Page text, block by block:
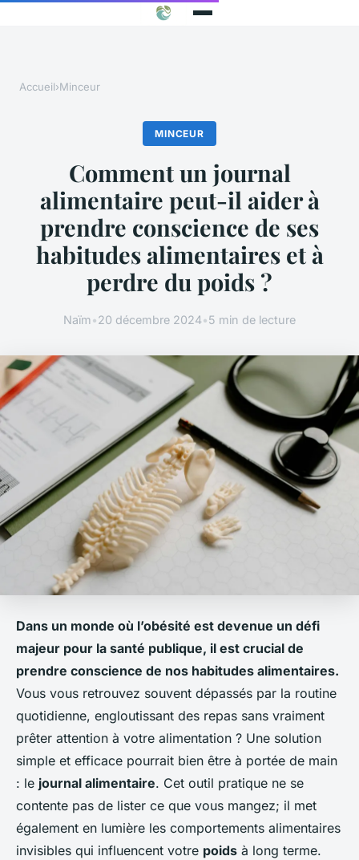
Accueil›Minceur
MINCEUR
Comment un journal
alimentaire peut-il aider à
prendre conscience de ses
habitudes alimentaires et à
perdre du poids ?
Naïm•20 décembre 2024•5 min de lecture
Dans un monde où l’obésité est devenue un défi
majeur pour la santé publique, il est crucial de
prendre conscience de nos habitudes alimentaires.
Vous vous retrouvez souvent dépassés par la routine
quotidienne, engloutissant des repas sans vraiment
prêter attention à votre alimentation ? Une solution
simple et efficace pourrait bien être à portée de main
: le journal alimentaire. Cet outil pratique ne se
contente pas de lister ce que vous mangez; il met
également en lumière les comportements alimentaires
invisibles qui influencent votre poids à long terme.